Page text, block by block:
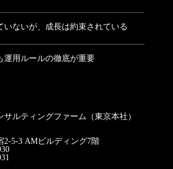
いないが、成長は約束されている
運用ルールの徹底が重要
ルティングファーム（東京本社）
2-5-3 AMビルディング7階